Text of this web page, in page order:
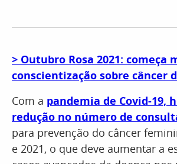
> Outubro Rosa 2021: começa
conscientização sobre câncer
Com a pandemia de Covid-19,
redução no número de
para prevenção do câncer
e 2021, o que deve aumentar a